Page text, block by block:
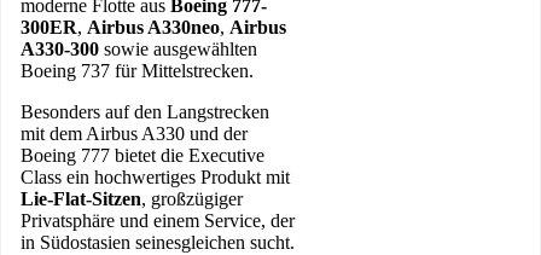
moderne Flotte aus Boeing 777-
300ER, Airbus A330neo, Airbus
A330-300 sowie ausgewählten
Boeing 737 für Mittelstrecken.
Besonders auf den Langstrecken
mit dem Airbus A330 und der
Boeing 777 bietet die Executive
Class ein hochwertiges Produkt mit
Lie-Flat-Sitzen, großzügiger
Privatsphäre und einem Service, der
in Südostasien seinesgleichen sucht.